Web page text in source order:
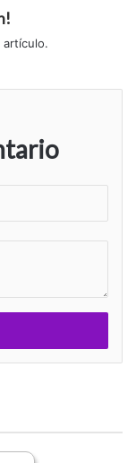
artículo.